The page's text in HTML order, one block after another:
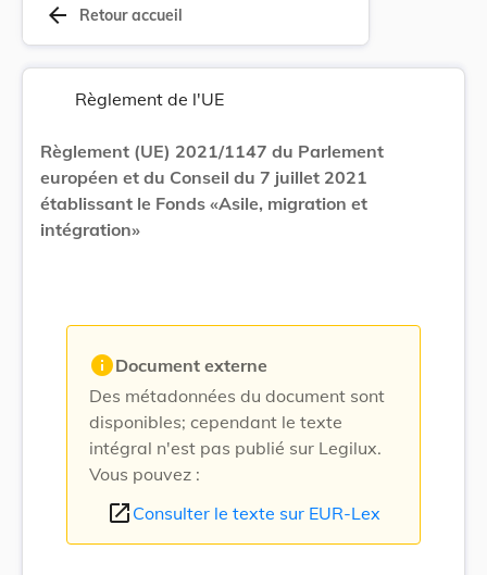
arrow_back Retour accueil
Règlement de l'UE
Règlement (UE) 2021/1147 du Parlement
européen et du Conseil du 7 juillet 2021
établissant le Fonds «Asile, migration et
intégration»
infoDocument externe
Des métadonnées du document sont
disponibles; cependant le texte
intégral n'est pas publié sur Legilux.
Vous pouvez :
open_in_new Consulter le texte sur EUR-Lex